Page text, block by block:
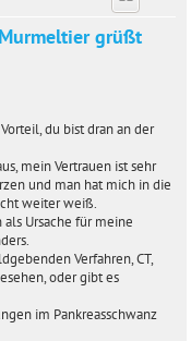
grüßt
du bist dran an der
mein Vertrauen ist sehr
und man hat mich in die
weiter weiß.
Ursache für meine
Verfahren, CT,
oder gibt es
im Pankreasschwanz